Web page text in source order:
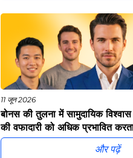
11 जून 2026
बोनस की तुलना में सामुदायिक
की वफादारी को अधिक प्रभावित
और पढ़ें